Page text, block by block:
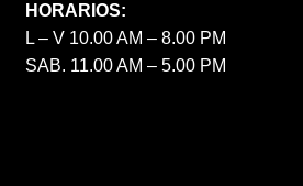
HORARIOS:
L – V 10.00 AM – 8.00 PM
SAB. 11.00 AM – 5.00 PM